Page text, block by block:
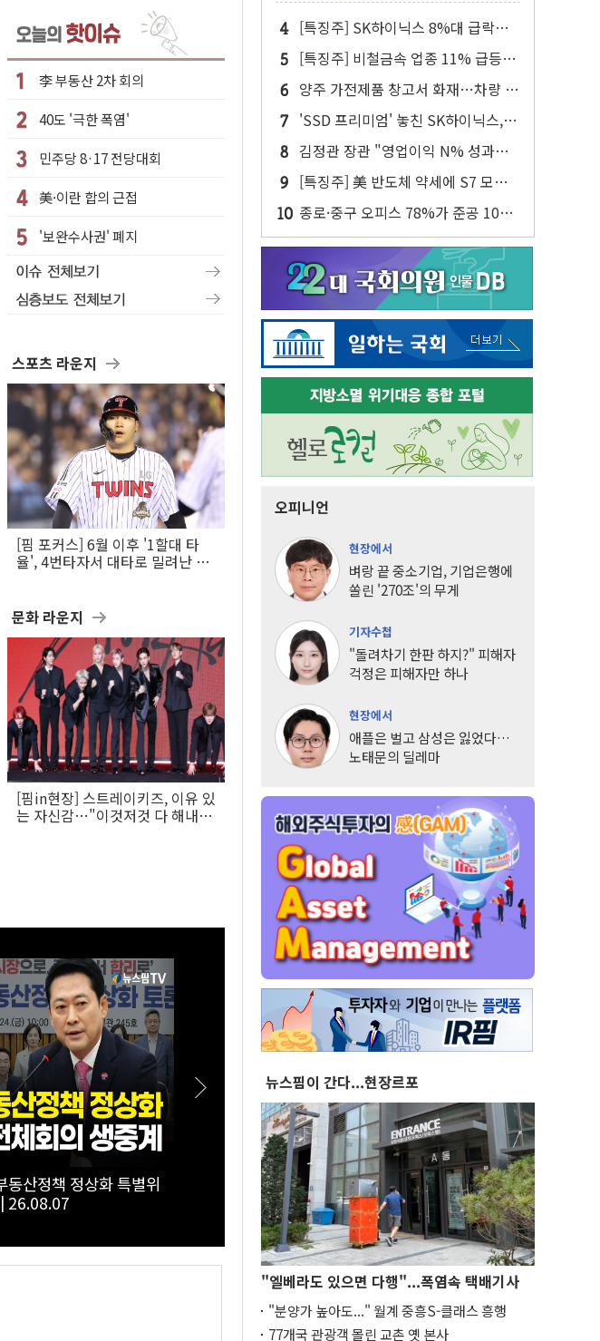
'부진'
李 부동산 2차 회의
40도 '극한 폭염'
민주당 8·17 전당대회
美·이란 합의 근접
'보완수사권' 폐지
스포츠 라운지
[핌 포커스] 6월 이후 '1할대 타
율', 4번타자서 대타로 밀려난 LG
문화 라운지
[핌in현장] 스트레이키즈, 이유 있
는 자신감…"이것저것 다 해내는
석, 보완수사권 폐지에
가중시켜"｜
[실전! 해외주식] 퀄리스 52주 신고가, 어닝서프
라이즈에 월가 환호
[특징주] SK하이닉스 8%대 급락…
주주환원·솔리다임 이슈 부각
[특징주] 비철금속 업종 11% 급등…
구리 가격 상승 전망 부각
양주 가전제품 창고서 화재…차량 3
대·건물 1동 전소
'SSD 프리미엄' 놓친 SK하이닉스,
솔리다임 띄운다
김정관 장관 "영업이익 N% 성과급
반대…상법·자본시장법 개정 논의"
[특징주] 美 반도체 약세에 S7 모두
'파란불'
종로·중구 오피스 78%가 준공 10년
이상…리뉴얼이 경쟁력 가른다
오피니언
현장에서
벼랑 끝 중소기업, 기업은행에
쏠린 '270조'의 무게
기자수첩
"돌려차기 한판 하지?" 피해자
걱정은 피해자만 하나
현장에서
애플은 벌고 삼성은 잃었다…
노태문의 딜레마
뉴스핌이 간다...현장르포
"엘베라도 있으면 다행"...폭염속 택배기사
"분양가 높아도..." 월계 중흥S-클래스 흥행
77개국 관광객 몰린 교촌 옛 본사